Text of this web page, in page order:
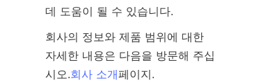
데 도움이 될 수 있습니다.
회사의 정보와 제품 범위에 대한
자세한 내용은 다음을 방문해 주십
시오.회사 소개페이지.